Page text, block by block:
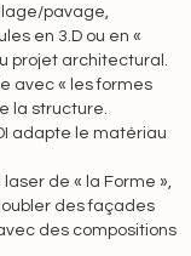
pavage,
en 3.D ou en «
projet architectural.
avec « les formes
la structure.
adapte le matériau
de « la Forme »,
des façades
des compositions